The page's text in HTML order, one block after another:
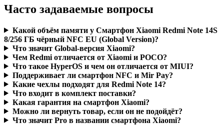
Часто задаваемые вопросы
Какой объём памяти у Смартфон Xiaomi Redmi Note 14S
8/256 ГБ чёрный NFC EU (Global Version)?
Что значит Global-версия Xiaomi?
Чем Redmi отличается от Xiaomi и POCO?
Что такое HyperOS и чем он отличается от MIUI?
Поддерживает ли смартфон NFC и Mir Pay?
Какие чехлы подходят для Redmi Note 14?
Что входит в комплект поставки?
Какая гарантия на смартфон Xiaomi?
Можно ли вернуть товар, если он не подойдёт?
Что значит Pro в названии смартфона Xiaomi?